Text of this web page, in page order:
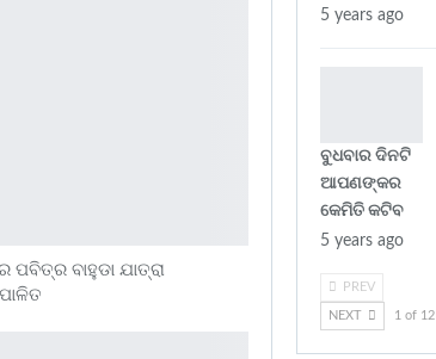
ପବିତ୍ର ବାହୁଡା ଯାତ୍ରା
5 years ago
ବୁଧବାର ଦିନଟି
ଆପଣଙ୍କର
କେମିତି କଟିବ
5 years ago
PREV
NEXT 1 of 12